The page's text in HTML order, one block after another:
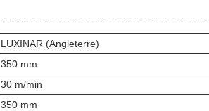
LUXINAR (Angleterre)
350 mm
30 m/min
350 mm